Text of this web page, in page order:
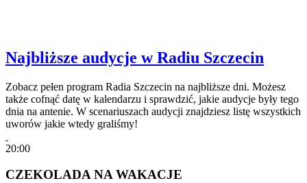
Najbliższe audycje w Radiu Szczecin
Zobacz pełen program Radia Szczecin na najbliższe dni. Możesz
także cofnąć datę w kalendarzu i sprawdzić, jakie audycje były tego
dnia na antenie. W scenariuszach audycji znajdziesz listę wszystkich
uworów jakie wtedy graliśmy!
20:00
CZEKOLADA NA WAKACJE